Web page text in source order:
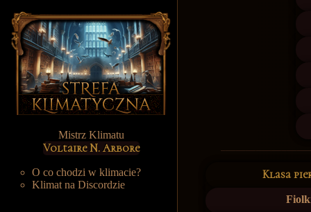
Mistrz Klimatu
Voltaire N. Arbore
O co chodzi w klimacie?
Klimat na Discordzie
Klasa